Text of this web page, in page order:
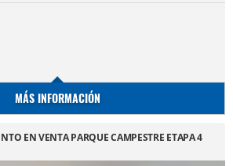
MÁS INFORMACIÓN
EN VENTA PARQUE CAMPESTRE ETAPA 4